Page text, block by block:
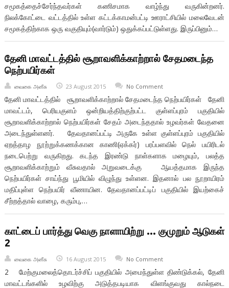
சமூகத்தைச்சேர்ந்தவர்கள் கணிசமாக வாழ்ந்து வருகின்றனர்.
நிலக்கோட்டை வட்டத்தில் உள்ள கட்டக்காமன்பட்டி ஊராட்சியில் மலைவேடன்
சமூகத்திற்காக ஒரு வகுதியும்(வார்டும்) ஒதுக்கப்பட்டுள்ளது. இருப்பினும்…
தேனி மாவட்டத்தில் சூறாவளிக்காற்றால் சேதமடைந்த
நெற்பயிர்கள்
வைகை அனீசு 23 August 2015 No Comment
தேனி மாவட்டத்தில் சூறாவளிக்காற்றால் சேதமடைந்த நெற்பயிர்கள் தேனி
மாவட்டம், பெரியகுளம் ஒன்றியத்திற்குற்பட்ட குள்ளப்புரம் பகுதியில்
சூறாவளிக்காற்றால் நெற்பயிர்கள் சேதம் அடைந்ததால் உழவர்கள் வேதனை
அடைந்துள்ளனர். தேவதானப்பட்டி அருகே உள்ள குள்ளப்புரம் பகுதியில்
ஏறத்தாழ நூற்றுக்கணக்கான காணி(ஏக்கர்) பரப்பளவில் நெல் பயிரிடல்
நடைபெற்று வருகிறது. கடந்த இரண்டு நாள்களாக மழையும், பலத்த
சூறாவளிக்காற்றும் வீசுவதால் அறுவடைக்கு ஆயத்தமாக இருந்த
நெற்பயிர்கள் சாய்ந்து பூமியில் விழுந்து உள்ளன. இதனால் பல நூறாயிரம்
மதிப்புள்ள நெற்பயிர் வீணாயின. தேவதானப்பட்டிப் பகுதியில் இயற்கைச்
சீற்றத்தால் வாழை, கரும்பு,…
காட்டைப் பார்த்து வெகு நாளாயிற்று … குமுறும் ஆடுகள்
2
வைகை அனீசு 16 August 2015 No Comment
2 மேற்குமலைத்தொடர்ச்சிப் பகுதியில் அமைந்துள்ள திண்டுக்கல், தேனி
மாவட்டங்களில் உழவிற்கு அடுத்தபடியாக விளங்குவது கால்நடை